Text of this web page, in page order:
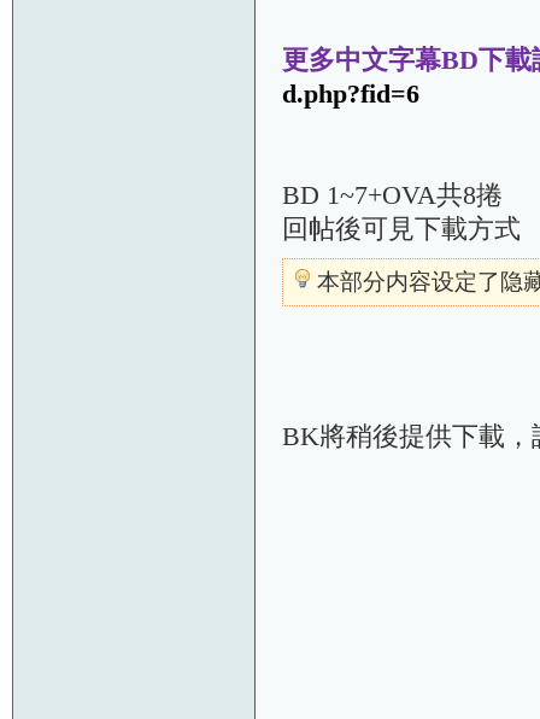
更多中文字幕BD下
d.php?fid=6
BD 1~7+OVA共8捲
回帖後可見下載方式
本部分内容设定了隐
BK將稍後提供下載